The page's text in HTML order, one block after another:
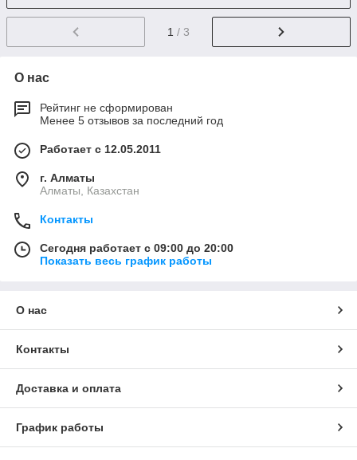
1 / 3
О нас
Рейтинг не сформирован
Менее 5 отзывов за последний год
Работает с 12.05.2011
г. Алматы
Алматы, Казахстан
Контакты
Сегодня работает с 09:00 до 20:00
Показать весь график работы
О нас
Контакты
Доставка и оплата
График работы